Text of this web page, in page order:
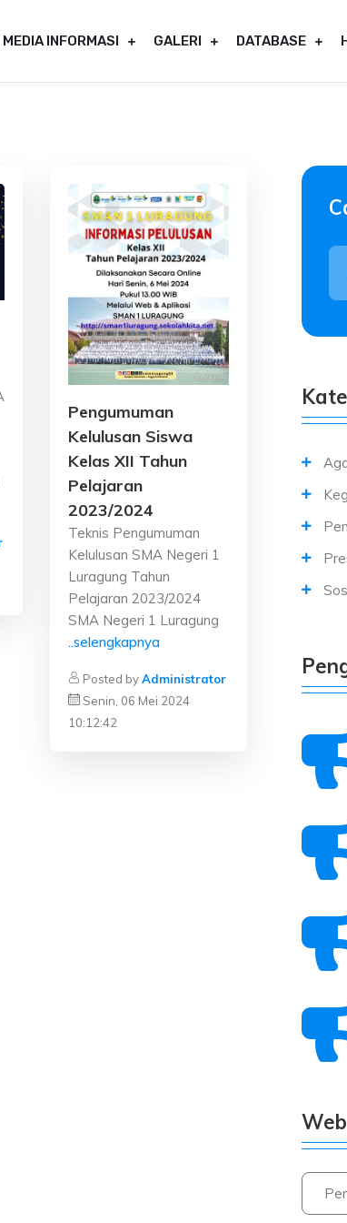
MEDIA INFORMASI GALERI DATABASE
Pengumuman
Kelulusan Siswa
Kelas XII Tahun
Pelajaran
2023/2024
Teknis Pengumuman
Kelulusan SMA Negeri 1
Luragung Tahun
Pelajaran 2023/2024
SMA Negeri 1 Luragung
..selengkapnya
Posted byAdministrator
Senin, 06 Mei 2024
10:12:42